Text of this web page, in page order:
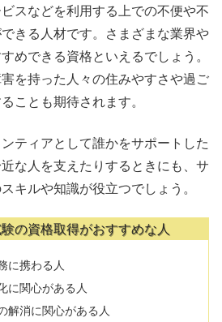
スなどを利用する上での不便や不
きる人材です。さまざまな業界や
めできる資格といえるでしょう。
を持った人々の住みやすさや過ご
ことも期待されます。
ティアとして誰かをサポートした
な人を支えたりするときにも、サ
キルや知識が役立つでしょう。
の資格取得がおすすめな人
に携わる人
に関心がある人
解消に関心がある人